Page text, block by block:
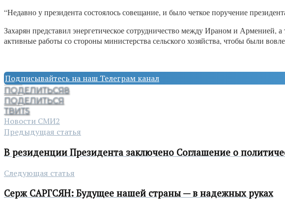
“Недавно у президента состоялось совещание, и было четкое поручение
Захарян представил энергетическое сотрудничество между Ираном и Арменией,
активные работы со стороны министерства сельского хозяйства, чтобы были
Подписывайтесь на наш Телеграм канал
ПОДЕЛИТЬСЯ8
ПОДЕЛИТЬСЯ
ТВИТ5
Новости СМИ2
Предыдущая статья
В резиденции Президента заключено Соглашение о
Следующая статья
Серж САРГСЯН: Будущее нашей страны — в надежных руках